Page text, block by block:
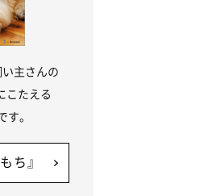
い主さんの
こたえる
。
ち』